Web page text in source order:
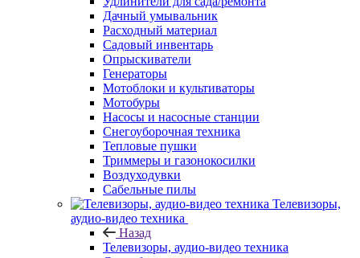
Дачный умывальник
Расходный материал
Садовый инвентарь
Опрыскиватели
Генераторы
Мотоблоки и культиваторы
Мотобуры
Насосы и насосные станции
Снегоуборочная техника
Тепловые пушки
Триммеры и газонокосилки
Воздуходувки
Сабельные пилы
Телевизоры,
аудио-видео техника
Назад
Телевизоры, аудио-видео техника